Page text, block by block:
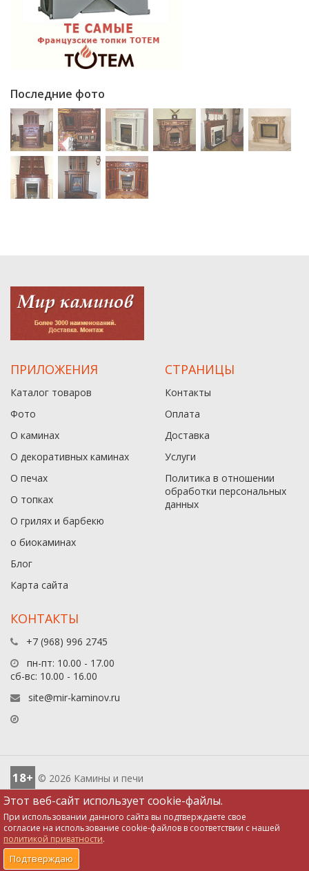
Последние фото
ПРИЛОЖЕНИЯ
Каталог товаров
Фото
О каминах
О декоративных каминах
О печах
О топках
О грилях и барбекю
о биокаминах
Блог
Карта сайта
СТРАНИЦЫ
Контакты
Оплата
Доставка
Услуги
Политика в отношении
обработки персональных
данныx
КОНТАКТЫ
+7 (968) 996 2745
пн-пт: 10.00 - 17.00
сб-вс: 10.00 - 16.00
site@mir-kaminov.ru
Этот веб-сайт использует cookie-файлы.
При использовании данного сайта вы подтверждаете свое
согласие на использование cookie-файлов в соответствии с нашей
политикой приватности.
Подтверждаю
18+ © 2026 Камины и печи